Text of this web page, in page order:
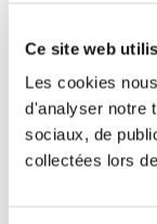
Ce site web
Les cookies
d'analyser notre
sociaux, de
collectées lors